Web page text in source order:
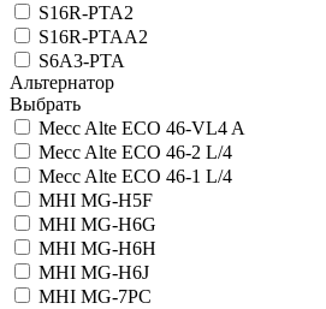
S16R-PTA2
S16R-PTAA2
S6A3-PTA
Альтернатор
Выбрать
Mecc Alte ECO 46-VL4 A
Mecc Alte ECO 46-2 L/4
Mecc Alte ECO 46-1 L/4
MHI MG-H5F
MHI MG-H6G
MHI MG-H6H
MHI MG-H6J
MHI MG-7PC